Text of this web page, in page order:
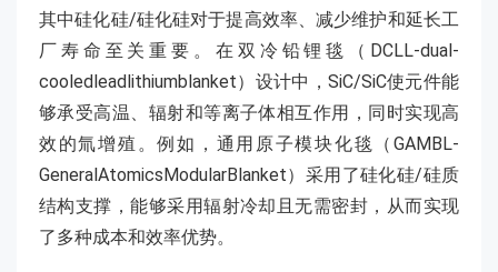
其中硅化硅/硅化硅对于提高效率、减少维护和延长工
厂寿命至关重要。在双冷铅锂毯（DCLL-dual-
cooledleadlithiumblanket）设计中，SiC/SiC使元件能
够承受高温、辐射和等离子体相互作用，同时实现高
效的氚增殖。例如，通用原子模块化毯（GAMBL-
GeneralAtomicsModularBlanket）采用了硅化硅/硅质
结构支撑，能够采用辐射冷却且无需密封，从而实现
了多种成本和效率优势。